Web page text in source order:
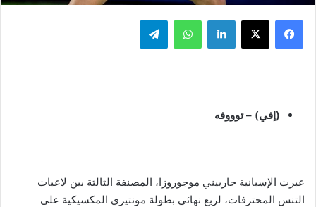
فيسبوك ‫X لينكدإن واتساب تيلقرام
(إفي) – توووفه
عبرت الإسبانية جاربيني موجوروزا، المصنفة الثالثة بين لاعبات
التنس المحترفات، لربع نهائي بطولة مونتيري المكسيكية على